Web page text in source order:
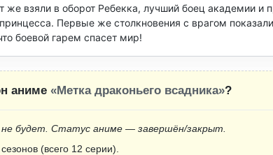
же взяли в оборот Ребекка, лучший боец академии и
Первые же столкновения с врагом
боевой гарем спасет мир!
аниме «Метка драконьего всадника»?
будет. Статус аниме — завершён/закрыт.
(всего 12 серии).